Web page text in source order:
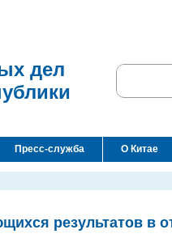
дел
Пресс-служба О Китае
результатов в